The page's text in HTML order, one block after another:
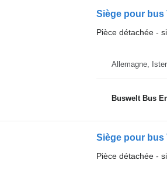
Siège pour bus
Pièce détachée -
Allemagne,
Buswelt Bus
Siège pour bus
Pièce détachée -